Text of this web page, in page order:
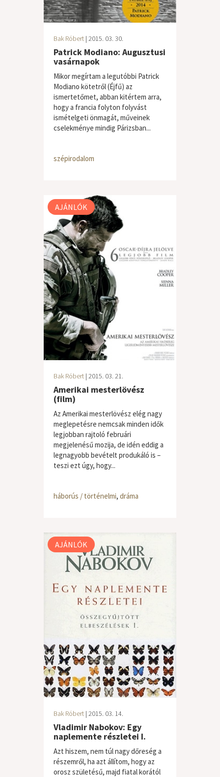
Bak Róbert | 2015. 03. 30.
Patrick Modiano: Augusztusi
vasárnapok
Mikor megírtam a legutóbbi Patrick
Modiano kötetről (Éjfű) az
ismertetőmet, abban kitértem arra,
hogy a francia folyton folyvást
ismételgeti önmagát, műveinek
cselekménye mindig Párizsban...
szépirodalom
AJÁNLÓK
Bak Róbert | 2015. 03. 21.
Amerikai mesterlövész
(film)
Az Amerikai mesterlövész elég nagy
meglepetésre nemcsak minden idők
legjobban rajtoló februári
megjelenésű mozija, de idén eddig a
legnagyobb bevételt produkáló is –
teszi ezt úgy, hogy...
háborús / történelmi, dráma
AJÁNLÓK
Bak Róbert | 2015. 03. 14.
Vladimir Nabokov: Egy
naplemente részletei I.
Azt hiszem, nem túl nagy dőreség a
részemről, ha azt állítom, hogy az
orosz születésű, majd fiatal korától